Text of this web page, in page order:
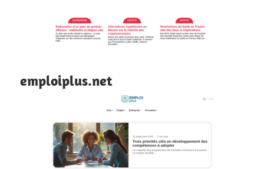
emploiplus.net